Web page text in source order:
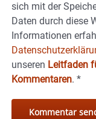
sich mit der
Daten durch diese
Informationen
unseren Leitfaden
Kommentaren. *